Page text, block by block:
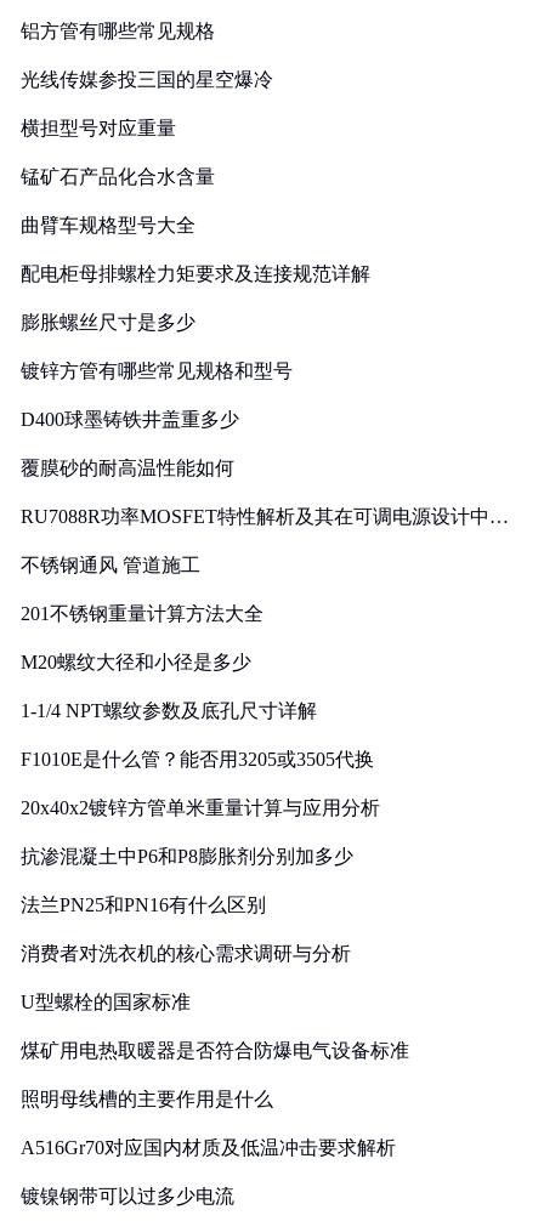
铝方管有哪些常见规格
光线传媒参投三国的星空爆冷
横担型号对应重量
锰矿石产品化合水含量
曲臂车规格型号大全
配电柜母排螺栓力矩要求及连接规范详解
膨胀螺丝尺寸是多少
镀锌方管有哪些常见规格和型号
D400球墨铸铁井盖重多少
覆膜砂的耐高温性能如何
RU7088R功率MOSFET特性解析及其在可调电源设计中的
不锈钢通风 管道施工
201不锈钢重量计算方法大全
M20螺纹大径和小径是多少
1-1/4 NPT螺纹参数及底孔尺寸详解
F1010E是什么管？能否用3205或3505代换
20x40x2镀锌方管单米重量计算与应用分析
抗渗混凝土中P6和P8膨胀剂分别加多少
法兰PN25和PN16有什么区别
消费者对洗衣机的核心需求调研与分析
U型螺栓的国家标准
煤矿用电热取暖器是否符合防爆电气设备标准
照明母线槽的主要作用是什么
A516Gr70对应国内材质及低温冲击要求解析
镀镍钢带可以过多少电流